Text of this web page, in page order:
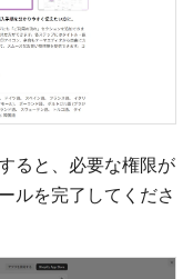
ると、必要な権限が
ルを完了してくださ